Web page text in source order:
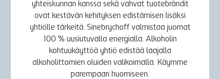
yhteiskunnan kanssa sekä vahvat tuotebrändit
ovat kestävän kehityksen edistämisen lisäksi
yhtiölle tärkeitä. Sinebrychoff valmistaa juomat
100 % uusiutuvalla energialla. Alkoholin
kohtuukäyttöä yhtiö edistää laajalla
alkoholittomien oluiden valikoimalla. Käymme
parempaan huomiseen.